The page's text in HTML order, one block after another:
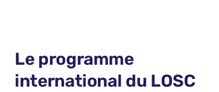
NOUS
Le programme
international du LOSC